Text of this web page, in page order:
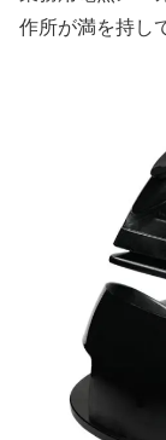
作所が満を持し